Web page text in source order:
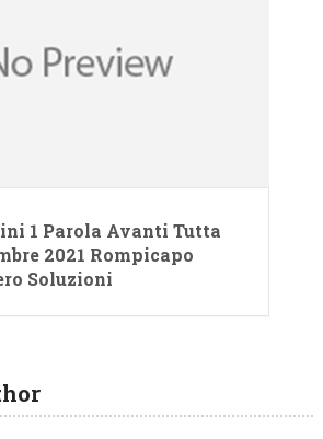
1 Parola Avanti Tutta
2021 Rompicapo
Soluzioni